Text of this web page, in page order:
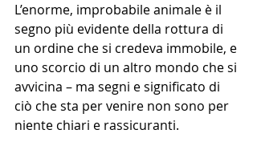
L’enorme, improbabile animale è il
segno più evidente della rottura di
un ordine che si credeva immobile, e
uno scorcio di un altro mondo che si
avvicina – ma segni e significato di
ciò che sta per venire non sono per
niente chiari e rassicuranti.